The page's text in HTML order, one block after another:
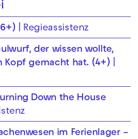
Regieassistenz
der wissen wollte,
Kopf gemacht hat. (4+)
Down the House
im Ferienlager –